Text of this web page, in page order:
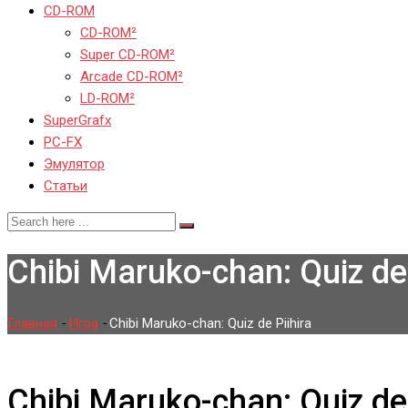
CD-ROM
CD-ROM²
Super CD-ROM²
Arcade CD-ROM²
LD-ROM²
SuperGrafx
PC-FX
Эмулятор
Статьи
Chibi Maruko-chan: Quiz
Главная - Игра -Chibi Maruko-chan: Quiz de Piihira